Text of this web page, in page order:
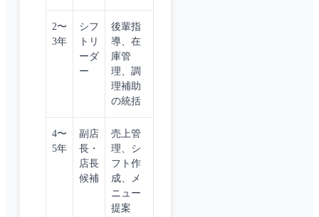
2〜
3年
シフ
トリ
ーダ
ー
後輩指
導、在
庫管
理、調
理補助
の統括
4〜
5年
副店
長・
店長
候補
売上管
理、シ
フト作
成、メ
ニュー
提案